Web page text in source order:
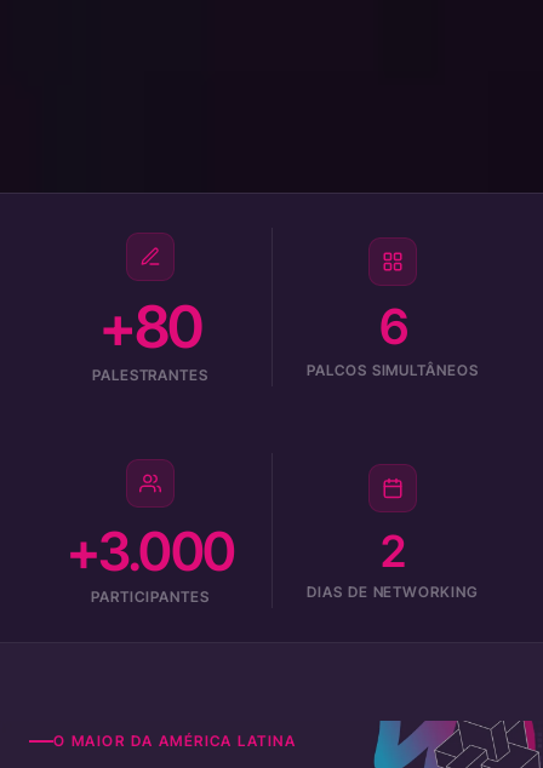
+80
PALESTRANTES
6
PALCOS SIMULTÂNEOS
+3.000
PARTICIPANTES
2
DIAS DE NETWORKING
O MAIOR DA AMÉRICA LATINA